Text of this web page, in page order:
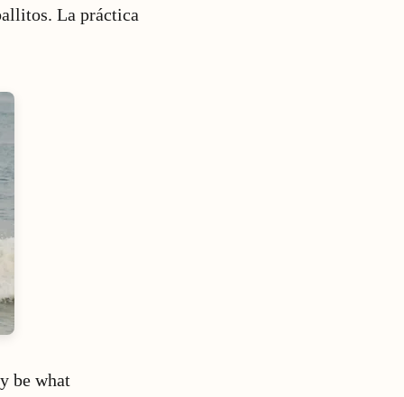
La práctica
be what